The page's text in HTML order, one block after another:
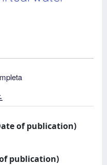
of publication)
publication)